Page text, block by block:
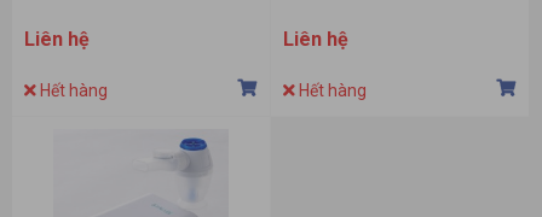
Liên hệ
Hết hàng
Liên hệ
Hết hàng